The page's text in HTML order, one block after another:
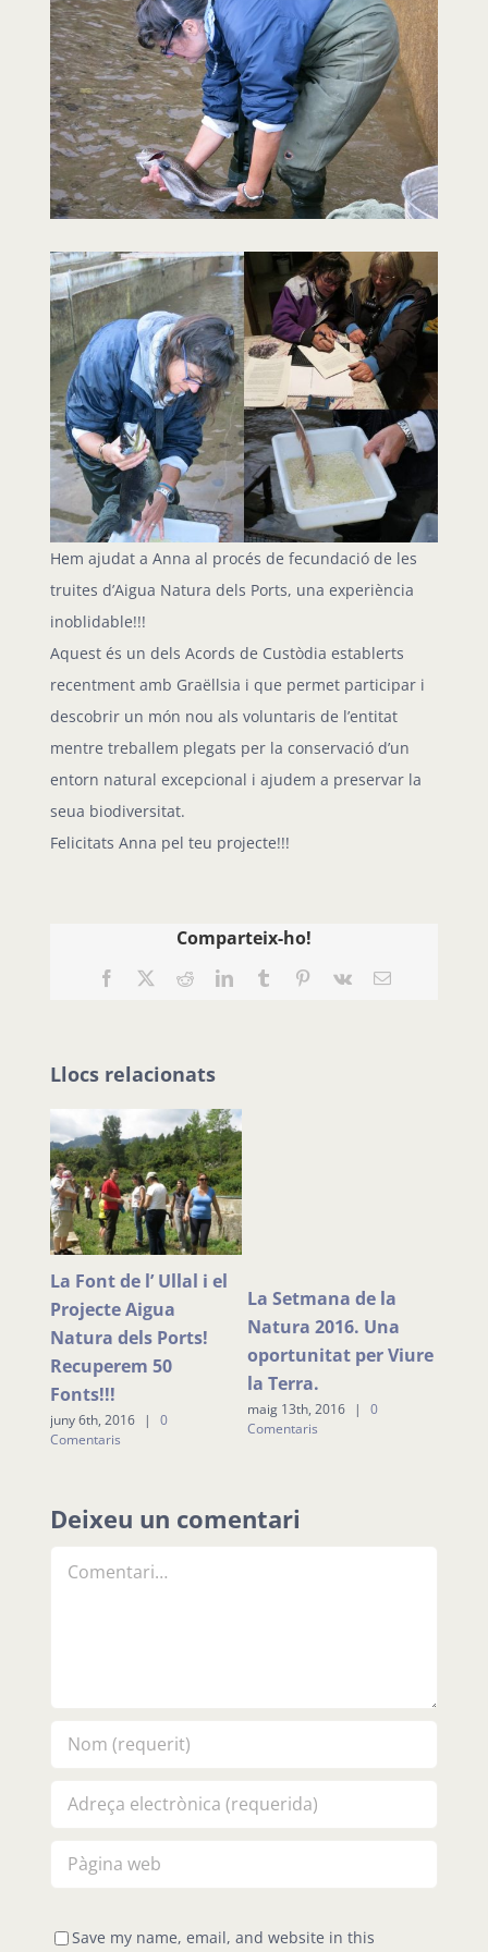
Larger
Image
Hem ajudat a Anna al procés de fecundació de les
truites d’Aigua Natura dels Ports, una experiència
inoblidable!!!
Aquest és un dels Acords de Custòdia establerts
recentment amb Graëllsia i que permet participar i
descobrir un món nou als voluntaris de l’entitat
mentre treballem plegats per la conservació d’un
entorn natural excepcional i ajudem a preservar la
seua biodiversitat.
Felicitats Anna pel teu projecte!!!
Comparteix-ho!
Facebook RedditLinkedInTumblr Pinterest
Vk Email:
Llocs relacionats
La Font de l’ Ullal i el
Projecte Aigua
Natura dels Ports!
Recuperem 50
Fonts!!!
juny 6th, 2016 |
0
Comentaris
La Setmana de la
Natura 2016. Una
oportunitat per Viure
la Terra.
maig 13th, 2016 |
0
Comentaris
Deixeu un comentari
Save my name, email, and website in this